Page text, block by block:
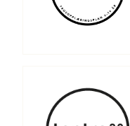
Nettbutikk